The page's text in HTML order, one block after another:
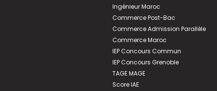
Ingénieur Maroc
Commerce Post-Bac
Commerce Admission Parallèle
Commerce Maroc
IEP Concours Commun
IEP Concours Grenoble
TAGE MAGE
Score IAE